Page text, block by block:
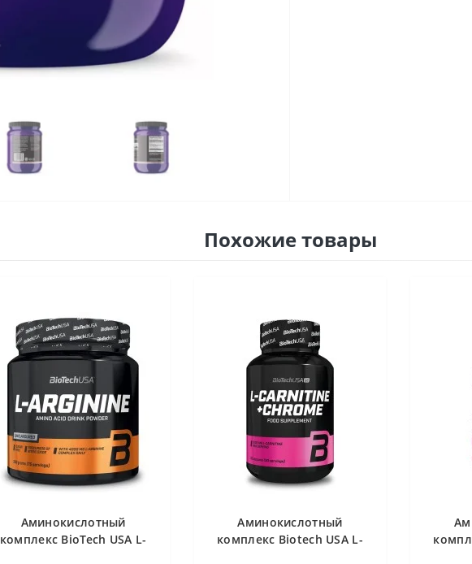
Похожие товары
Аминокислотный
комплекс BioTech USA L-
Аминокислотный
комплекс Biotech USA L-